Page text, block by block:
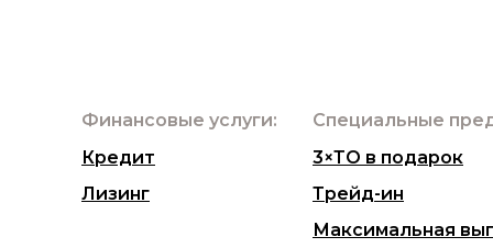
Финансовые услуги:
Кредит
Лизинг
Специальные
3×ТО в подарок
Трейд-ин
Максимальная